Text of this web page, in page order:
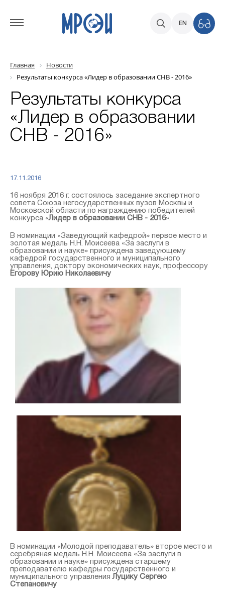
EN
Главная
Новости
Результаты конкурса «Лидер в образовании СНВ - 2016»
Результаты конкурса
«Лидер в образовании
СНВ - 2016»
17.11.2016
16 ноября 2016 г. состоялось заседание экспертного
совета Союза негосударственных вузов Москвы и
Московской области по награждению победителей
конкурса «Лидер в образовании СНВ - 2016».
В номинации «Заведующий кафедрой» первое место и
золотая медаль Н.Н. Моисеева «За заслуги в
образовании и науке» присуждена заведующему
кафедрой государственного и муниципального
управления, доктору экономических наук, профессору
Егорову Юрию Николаевичу
В номинации «Молодой преподаватель» второе место и
серебряная медаль Н.Н. Моисеева «За заслуги в
образовании и науке» присуждена старшему
преподавателю кафедры государственного и
муниципального управленияЛуцику Сергею
Степановичу